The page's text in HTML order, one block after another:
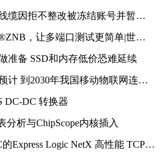
整改被冻结账号并暂停参与招标采购工作
，让多端口测试更简单|世界今亮点
准备 SSD和内存低价恐难延续
国移动物联网连接数将达到百亿级规模-当前快报
DC-DC 转换器
分析与ChipScope内核插入
Logic NetX 高性能 TCP-IP 协议栈_世界今亮点